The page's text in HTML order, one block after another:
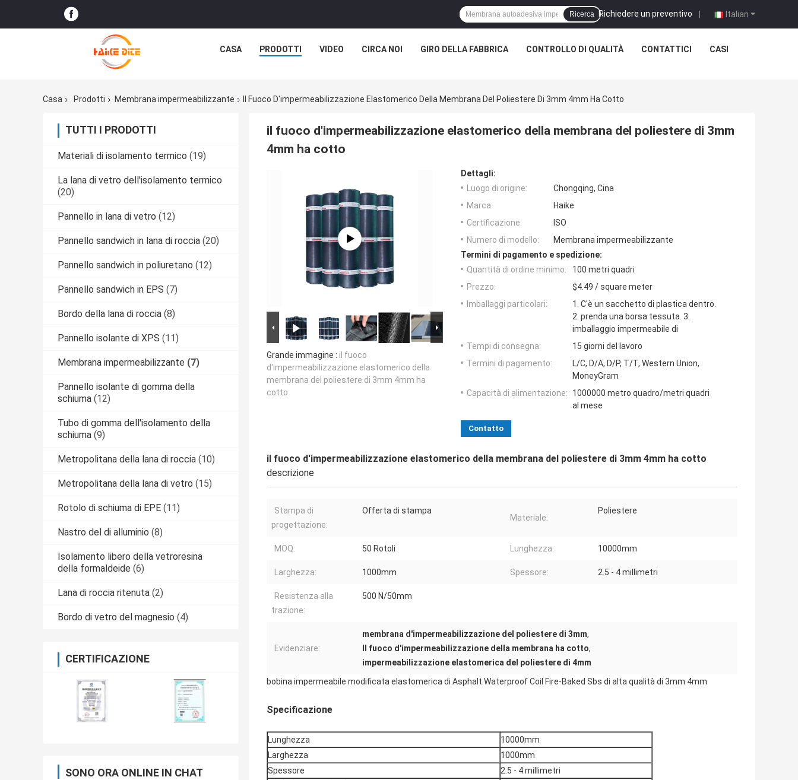
Italian
Richiedere un preventivo |
Ricerca
CASA PRODOTTI VIDEO CIRCA NOI GIRO DELLA FABBRICA CONTROLLO DI QUALITÀ CONTATTICI CASI
Casa Prodotti Membrana impermeabilizzante Il Fuoco D'impermeabilizzazione Elastomerico Della Membrana Del Poliestere Di 3mm 4mm Ha Cotto
TUTTI I PRODOTTI
Materiali di isolamento termico (19)
La lana di vetro dell'isolamento termico
(20)
Pannello in lana di vetro (12)
Pannello sandwich in lana di roccia (20)
Pannello sandwich in poliuretano (12)
Pannello sandwich in EPS (7)
Bordo della lana di roccia (8)
Pannello isolante di XPS (11)
Membrana impermeabilizzante (7)
Pannello isolante di gomma della
schiuma (12)
Tubo di gomma dell'isolamento della
schiuma (9)
Metropolitana della lana di roccia (10)
Metropolitana della lana di vetro (15)
Rotolo di schiuma di EPE (11)
Nastro del di alluminio (8)
Isolamento libero della vetroresina
della formaldeide (6)
Lana di roccia ritenuta (2)
Bordo di vetro del magnesio (4)
CERTIFICAZIONE
SONO ORA ONLINE IN CHAT
il fuoco d'impermeabilizzazione elastomerico della membrana del poliestere di 3mm
4mm ha cotto
Grande immagine : il fuoco
d'impermeabilizzazione elastomerico della
membrana del poliestere di 3mm 4mm ha
cotto
Dettagli:
Luogo di origine:
Chongqing, Cina
Marca:
Haike
Certificazione:
ISO
Numero di modello:
Membrana impermeabilizzante
Termini di pagamento e spedizione:
Quantità di ordine minimo:
100 metri quadri
Prezzo:
$4.49 / square meter
Imballaggi particolari:
1. C'è un sacchetto di plastica dentro.
2. prenda una borsa tessuta. 3.
imballaggio impermeabile di
Tempi di consegna:
15 giorni del lavoro
Termini di pagamento:
L/C, D/A, D/P, T/T, Western Union,
MoneyGram
Capacità di alimentazione:
1000000 metro quadro/metri quadri
al mese
Contatto
il fuoco d'impermeabilizzazione elastomerico della membrana del poliestere di 3mm 4mm ha cotto
descrizione
Stampa di
progettazione:
Offerta di stampa
Materiale:
Poliestere
MOQ: 50 Rotoli Lunghezza: 10000mm
Larghezza: 1000mm Spessore: 2.5 - 4 millimetri
Resistenza alla
trazione:
500 N/50mm
Evidenziare:
membrana d'impermeabilizzazione del poliestere di 3mm,
Il fuoco d'impermeabilizzazione della membrana ha cotto,
impermeabilizzazione elastomerica del poliestere di 4mm
bobina impermeabile modificata elastomerica di Asphalt Waterproof Coil Fire-Baked Sbs di alta qualità di 3mm 4mm
Specificazione
Lunghezza
10000mm
Larghezza
1000mm
Spessore
2.5 - 4 millimetri